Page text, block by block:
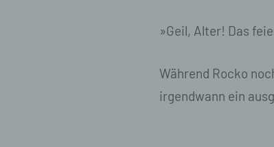
»Geil, Alter! Das
Während Rocko
irgendwann ein